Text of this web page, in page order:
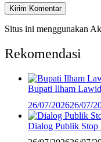
Situs ini menggunakan
Rekomendasi
Bupati Ilham
26/07/202626/07/
Dialog Publik Stop